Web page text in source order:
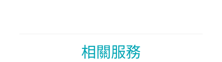
相關服務